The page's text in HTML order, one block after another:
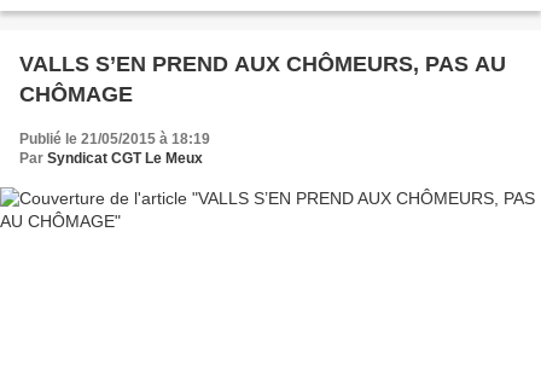
VALLS S’EN PREND AUX CHÔMEURS, PAS AU
CHÔMAGE
Publié le 21/05/2015 à 18:19
Par Syndicat CGT Le Meux